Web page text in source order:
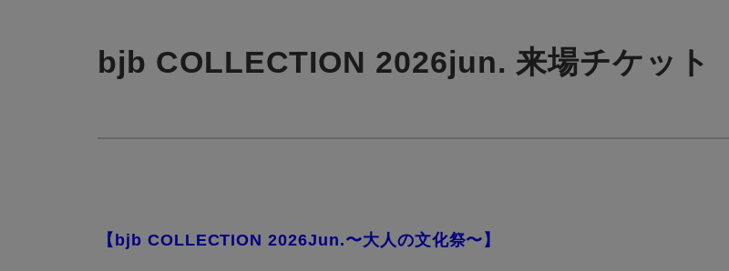
bjb COLLECTION 2026jun. 来場チケット
【bjb COLLECTION 2026Jun.〜大人の文化祭〜】